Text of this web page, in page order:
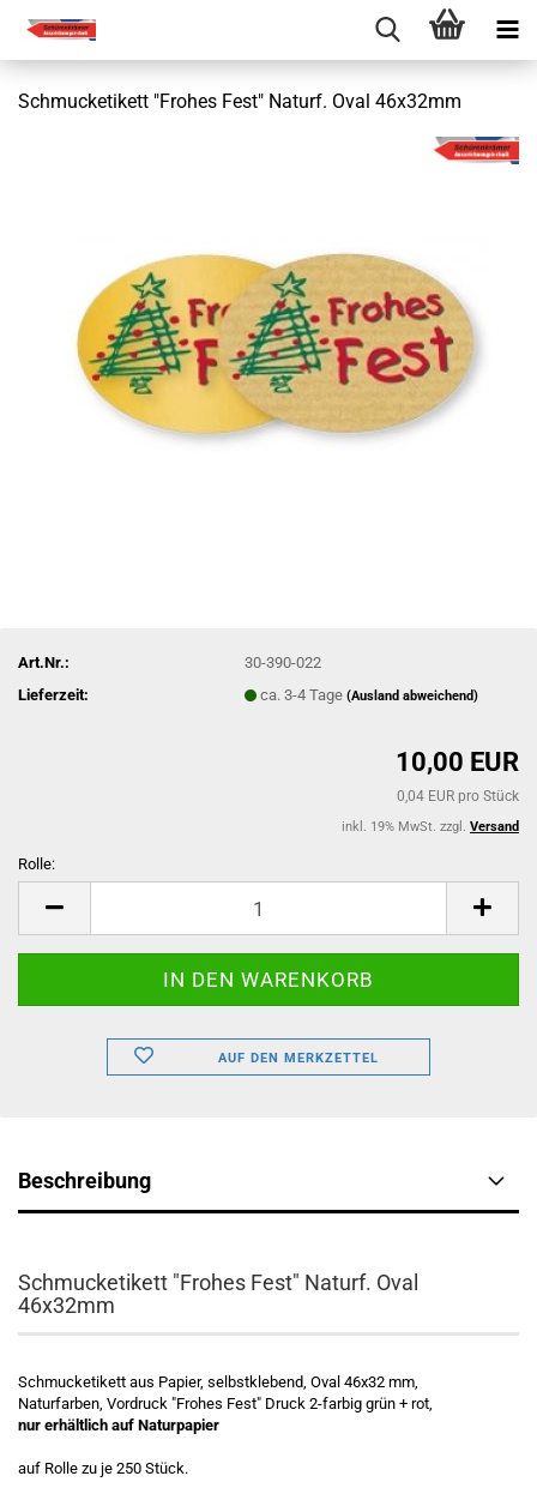
Schmucketikett "Frohes Fest" Naturf. Oval 46x32mm
Art.Nr.:
30-390-022
Lieferzeit:
ca. 3-4 Tage(Ausland abweichend)
10,00 EUR
0,04 EUR pro Stück
inkl. 19% MwSt. zzgl. Versand
Rolle:
AUF DEN MERKZETTEL
Beschreibung
Schmucketikett "Frohes Fest" Naturf. Oval
46x32mm
Schmucketikett aus Papier, selbstklebend, Oval 46x32 mm,
Naturfarben, Vordruck "Frohes Fest" Druck 2-farbig grün + rot,
nur erhältlich auf Naturpapier
auf Rolle zu je 250 Stück.